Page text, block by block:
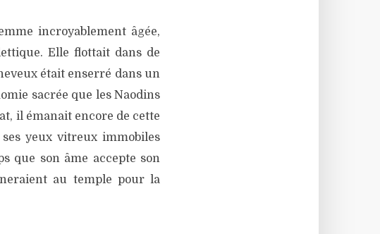
incroyablement âgée,
Elle flottait dans de
était enserré dans un
sacrée que les Naodins
il émanait encore de cette
yeux vitreux immobiles
que son âme accepte son
au temple pour la